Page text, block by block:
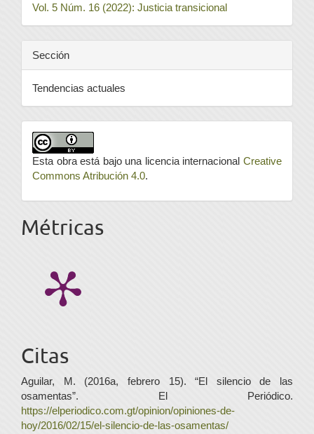
Vol. 5 Núm. 16 (2022): Justicia transicional
Sección
Tendencias actuales
Esta obra está bajo una licencia internacional Creative
Commons Atribución 4.0.
Métricas
Citas
Aguilar, M. (2016a, febrero 15). “El silencio de las
osamentas”. El Periódico.
https://elperiodico.com.gt/opinion/opiniones-de-
hoy/2016/02/15/el-silencio-de-las-osamentas/